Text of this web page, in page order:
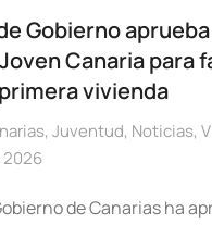
Gobierno
Canaria para
vivienda
, Juventud, Noticias,
2026
de Canarias ha